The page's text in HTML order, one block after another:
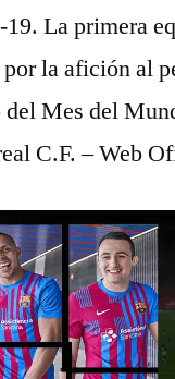
19. La primera
la afición al
Mes del
C.F. – Web